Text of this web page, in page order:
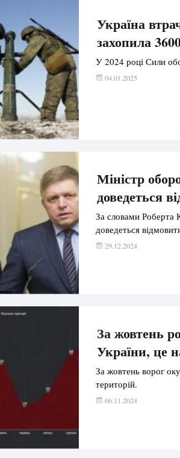
Україна
захопила
У 2024 році Сили
04.01.2025
Міністр
доведеться
За словами Роберта
доведеться
29.12.2024
За жовтень
України, це
За жовтень ворог
територій.
06.11.2024